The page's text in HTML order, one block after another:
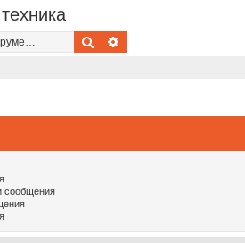
Поиск
сообщения